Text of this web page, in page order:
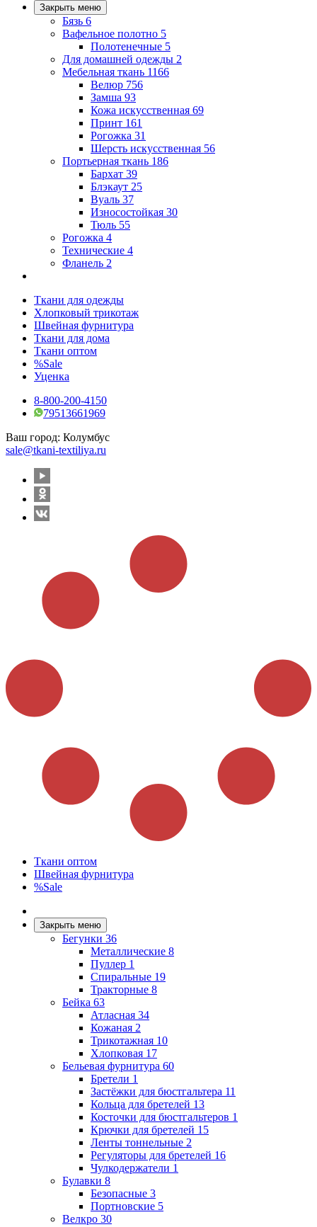
Закрыть меню
Бязь 6
Вафельное полотно 5
Полотенечные 5
Для домашней одежды 2
Мебельная ткань 1166
Велюр 756
Замша 93
Кожа искусственная 69
Принт 161
Рогожка 31
Шерсть искусственная 56
Портьерная ткань 186
Бархат 39
Блэкаут 25
Вуаль 37
Износостойкая 30
Тюль 55
Рогожка 4
Технические 4
Фланель 2
Ткани для одежды
Хлопковый трикотаж
Швейная фурнитура
Ткани для дома
Ткани оптом
%Sale
Уценка
8-800-200-4150
79513661969
Ваш город: Колумбус
sale@tkani-textiliya.ru
Ткани оптом
Швейная фурнитура
%Sale
Закрыть меню
Бегунки 36
Металлические 8
Пуллер 1
Спиральные 19
Тракторные 8
Бейка 63
Атласная 34
Кожаная 2
Трикотажная 10
Хлопковая 17
Бельевая фурнитура 60
Бретели 1
Застёжки для бюстгальтера 11
Кольца для бретелей 13
Косточки для бюстгальтеров 1
Крючки для бретелей 15
Ленты тоннельные 2
Регуляторы для бретелей 16
Чулкодержатели 1
Булавки 8
Безопасные 3
Портновские 5
Велкро 30